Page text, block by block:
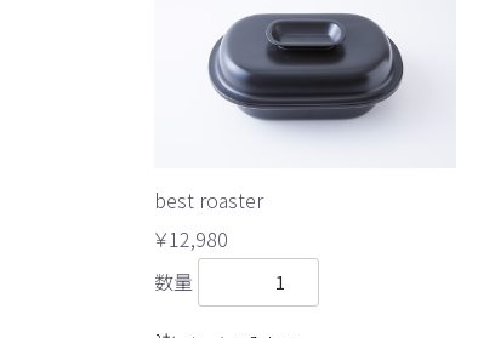
best roaster
￥12,980
数量